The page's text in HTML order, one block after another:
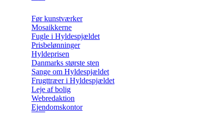
Før kunstværker
Mosaikkerne
Fugle i Hyldespjældet
Prisbelønninger
Hyldeprisen
Danmarks største sten
Sange om Hyldespjældet
Frugttræer i Hyldespjældet
Leje af bolig
Webredaktion
Ejendomskontor